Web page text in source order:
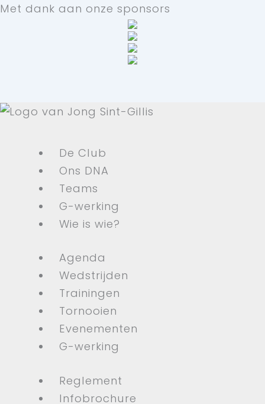
Met dank aan onze sponsors
De Club
Ons DNA
Teams
G-werking
Wie is wie?
Agenda
Wedstrijden
Trainingen
Tornooien
Evenementen
G-werking
Reglement
Infobrochure